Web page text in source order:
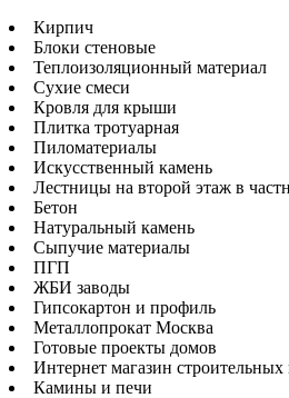
Кирпич
Блоки стеновые
Теплоизоляционный материал
Сухие смеси
Кровля для крыши
Плитка тротуарная
Пиломатериалы
Искусственный камень
Лестницы на второй этаж в
Бетон
Натуральный камень
Сыпучие материалы
ПГП
ЖБИ заводы
Гипсокартон и профиль
Металлопрокат Москва
Готовые проекты домов
Интернет магазин строительных
Камины и печи